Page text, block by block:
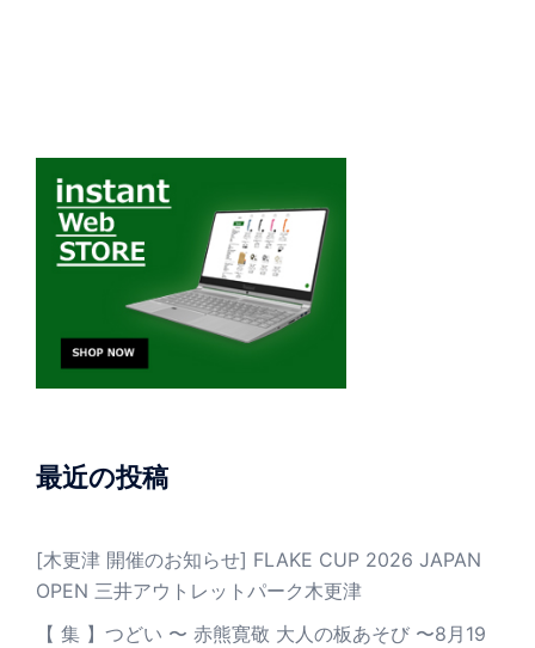
最近の投稿
[木更津 開催のお知らせ] FLAKE CUP 2026 JAPAN
OPEN 三井アウトレットパーク木更津
【 集 】つどい 〜 赤熊寛敬 大人の板あそび 〜8月19